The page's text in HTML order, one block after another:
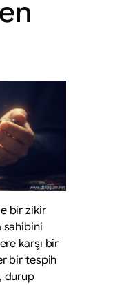
bir zikir
sahibini
karşı bir
bir tespih
durup